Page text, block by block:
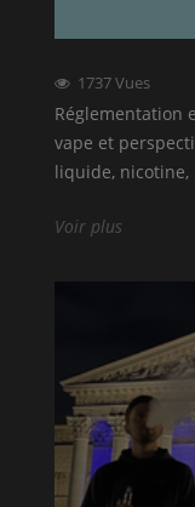
1737Vues
Réglementation
vape et
liquide, nicotine,
Voir plus